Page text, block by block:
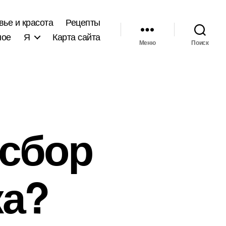
и красота
Рецепты
Я Карта сайта Меню Поиск